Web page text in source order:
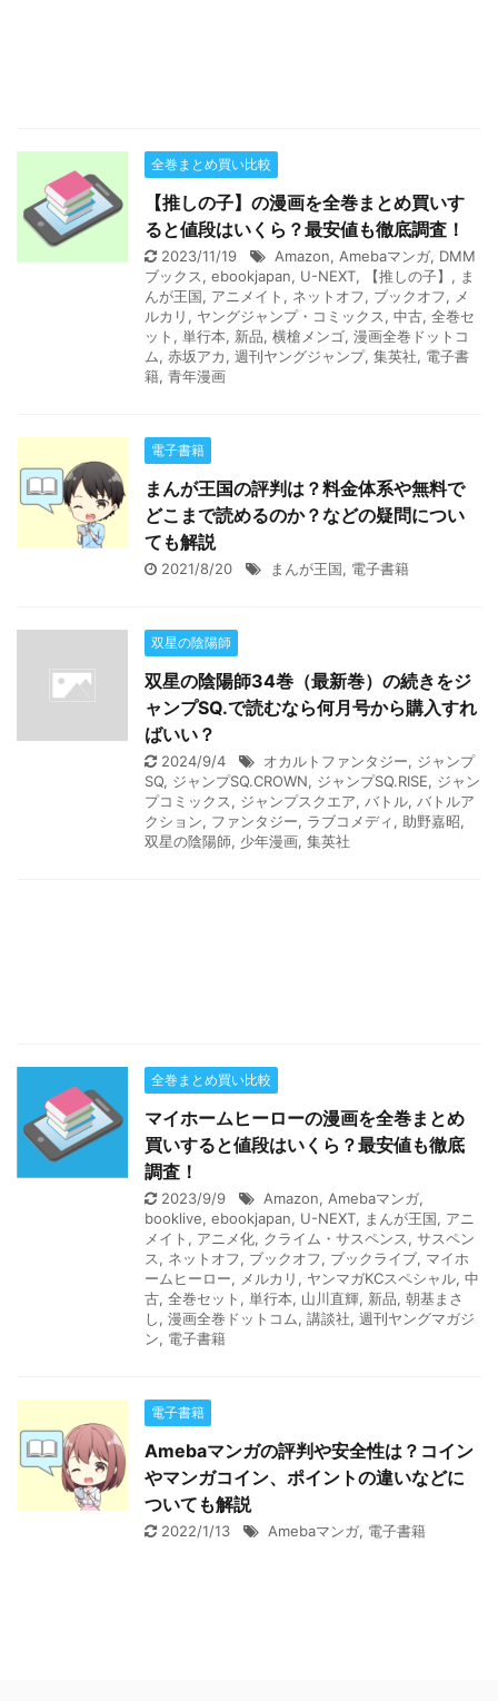
全巻まとめ買い比較
【推しの子】の漫画を全巻まとめ買いす
ると値段はいくら？最安値も徹底調査！
2023/11/19 Amazon, Amebaマンガ, DMM
ブックス, ebookjapan, U-NEXT, 【推しの子】 , ま
んが王国, アニメイト , ネットオフ, ブックオフ, メ
ルカリ , ヤングジャンプ・コミックス, 中古, 全巻セ
ット , 単行本, 新品, 横槍メンゴ, 漫画全巻ドットコ
ム, 赤坂アカ, 週刊ヤングジャンプ, 集英社, 電子書
籍, 青年漫画
電子書籍
まんが王国の評判は？料金体系や無料で
どこまで読めるのか？などの疑問につい
ても解説
2021/8/20 まんが王国, 電子書籍
双星の陰陽師
双星の陰陽師34巻（最新巻）の続きをジ
ャンプSQ.で読むなら何月号から購入すれ
ばいい？
2024/9/4 オカルトファンタジー, ジャンプ
SQ, ジャンプSQ.CROWN, ジャンプSQ.RISE, ジャン
プコミックス, ジャンプスクエア, バトル, バトルア
クション, ファンタジー, ラブコメディ, 助野嘉昭,
双星の陰陽師, 少年漫画, 集英社
全巻まとめ買い比較
マイホームヒーローの漫画を全巻まとめ
買いすると値段はいくら？最安値も徹底
調査！
2023/9/9 Amazon, Amebaマンガ,
booklive, ebookjapan, U-NEXT, まんが王国, アニ
メイト , アニメ化, クライム・サスペンス, サスペン
ス, ネットオフ, ブックオフ, ブックライブ, マイホ
ームヒーロー, メルカリ , ヤンマガKCスペシャル, 中
古, 全巻セット , 単行本, 山川直輝, 新品, 朝基まさ
し, 漫画全巻ドットコム, 講談社, 週刊ヤングマガジ
ン, 電子書籍
電子書籍
Amebaマンガの評判や安全性は？コイン
やマンガコイン、ポイントの違いなどに
ついても解説
2022/1/13 Amebaマンガ, 電子書籍